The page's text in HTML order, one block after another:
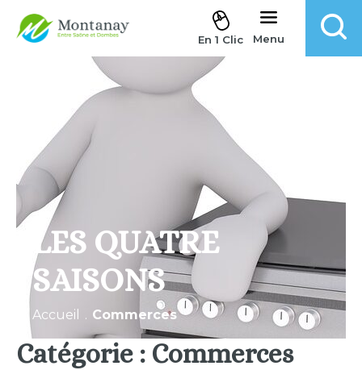
Aller au contenu
En 1 Clic Menu
LES QUATRE
SAISONS
Accueil . Commerces
Catégorie : Commerces